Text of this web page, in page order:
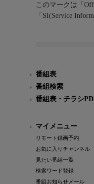
このマークは「
「SI(Service
番組表
番組検索
番組表・チラシ
マイメニュー
リモート録画予約
お気に入りチャンネル
見たい番組一覧
検索ワード登録
番組お知らせメール